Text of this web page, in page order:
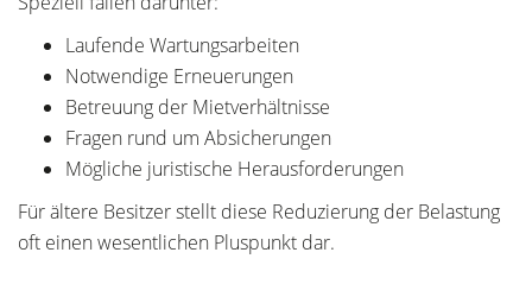
Laufende Wartungsarbeiten
Notwendige Erneuerungen
Betreuung der Mietverhältnisse
Fragen rund um Absicherungen
Mögliche juristische Herausforderungen
Für ältere Besitzer stellt diese Reduzierung der Belastung
oft einen wesentlichen Pluspunkt dar.